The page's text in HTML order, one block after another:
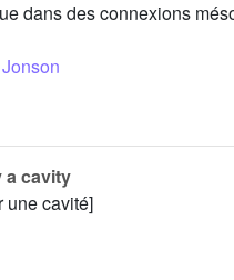
dans des connexions
a cavity
une cavité]